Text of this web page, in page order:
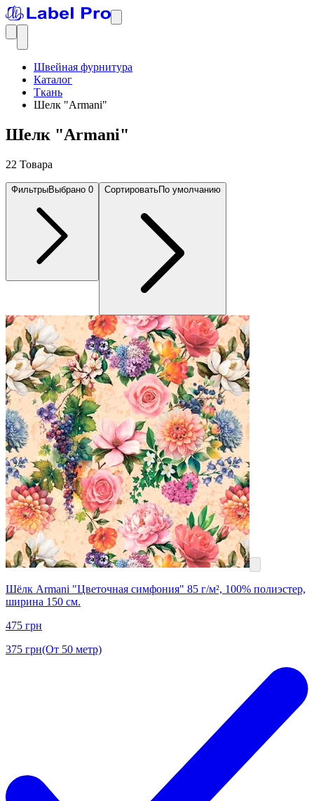
Швейная фурнитура
Каталог
Ткань
Шелк "Armani"
Шелк "Armani"
22 Товара
ФильтрыВыбрано 0 СортироватьПо умолчанию
Шёлк Armani "Цветочная симфония" 85 г/м², 100% полиэстер,
ширина 150 см.
475 грн
375 грн(От 50 метр)